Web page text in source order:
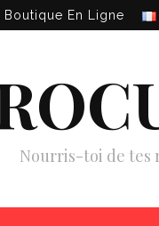
Boutique En Ligne
Nourris-toi de tes